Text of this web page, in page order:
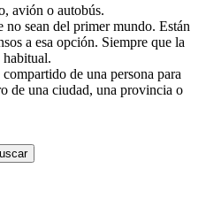
avión o autobús.
sean del primer mundo. Están
a esa opción. Siempre que la
de una persona para
de una ciudad, una provincia o